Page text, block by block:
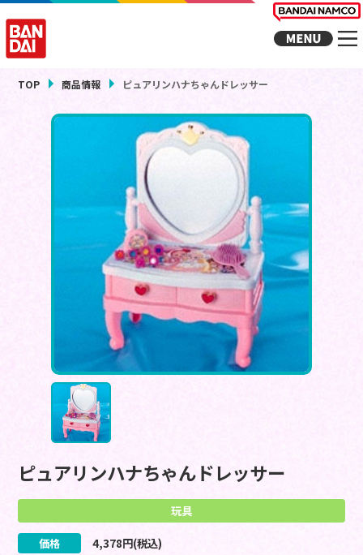
TOP 商品情報 ピュアリンハナちゃんドレッサー
ピュアリンハナちゃんドレッサー
玩具
価格 4,378円(税込)